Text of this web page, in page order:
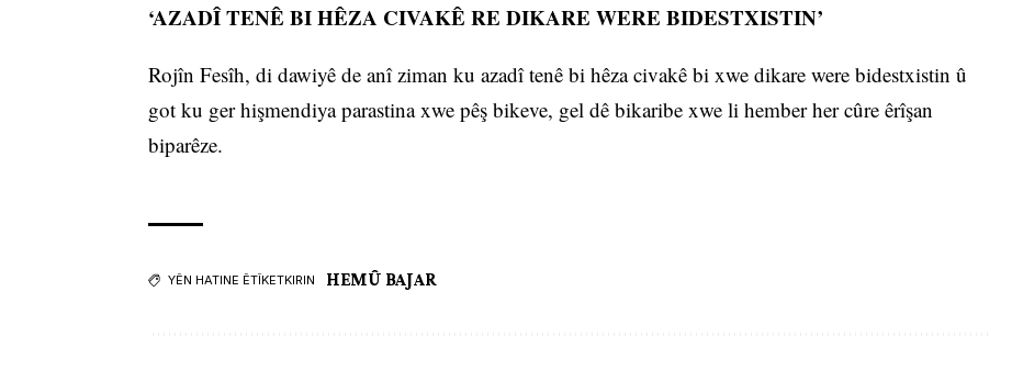
‘AZADÎ TENÊ BI HÊZA CIVAKÊ RE DIKARE WERE BIDESTXISTIN’
Rojîn Fesîh, di dawiyê de anî ziman ku azadî tenê bi hêza civakê bi xwe dikare were bidestxistin û
got ku ger hişmendiya parastina xwe pêş bikeve, gel dê bikaribe xwe li hember her cûre êrîşan
biparêze.
YÊN HATINE ÊTÎKETKIRIN HEMÛ BAJAR